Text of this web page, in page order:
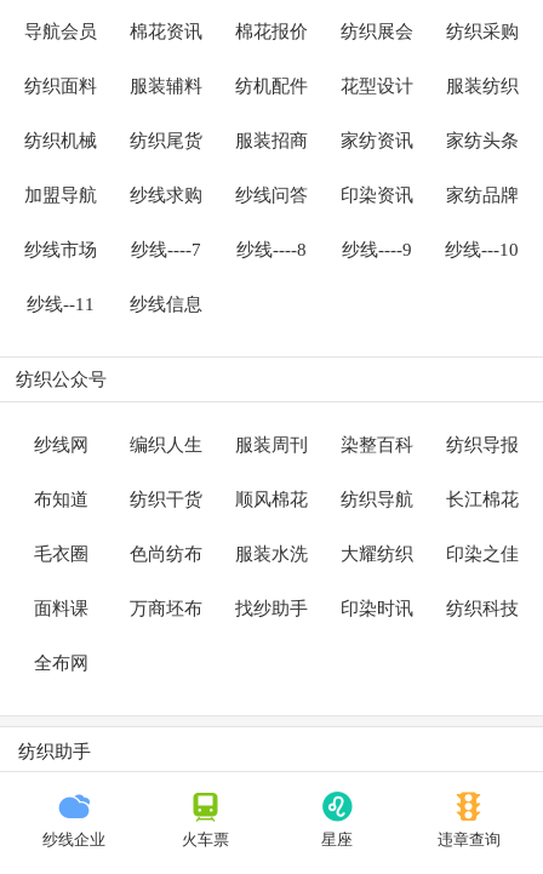
导航会员 棉花资讯 棉花报价 纺织展会 纺织采购
纺织面料 服装辅料 纺机配件 花型设计 服装纺织
纺织机械 纺织尾货 服装招商 家纺资讯 家纺头条
加盟导航 纱线求购 纱线问答 印染资讯 家纺品牌
纱线市场 纱线----7 纱线----8 纱线----9 纱线---10
纱线--11 纱线信息
纺织公众号
纱线网 编织人生 服装周刊 染整百科 纺织导报
布知道 纺织干货 顺风棉花 纺织导航 长江棉花
毛衣圈 色尚纺布 服装水洗 大耀纺织 印染之佳
面料课 万商坯布 找纱助手 印染时讯 纺织科技
全布网
纺织助手
纱线企业 火车票 星座 违章查询